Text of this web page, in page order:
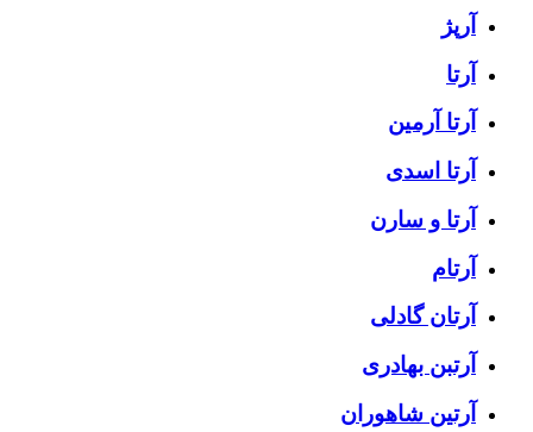
آرپژ
آرتا
آرتا آرمین
آرتا اسدی
آرتا و سارن
آرتام
آرتان گادلی
آرتبن بهادری
آرتين شاهوران